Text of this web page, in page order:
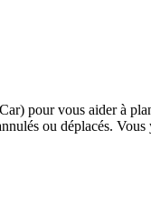
pour vous aider à
ou déplacés.